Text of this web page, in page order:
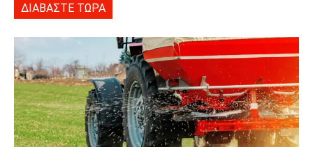
ΔΙΑΒΑΣΤΕ ΤΩΡΑ